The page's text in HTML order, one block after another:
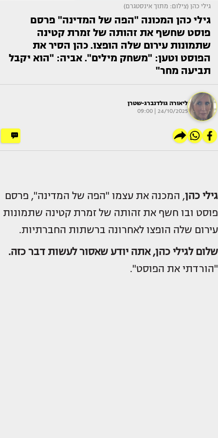
גילי כהן (צילום: מתוך אינסטגרם)
גילי כהן המכונה "הפה של המדינה" פרסם
פוסט שחשף את זהותה של זמרת קטינה
שתמונות עירום שלה הופצו. כהן הסיר את
הפוסט וטען: "משחק מילים". אביה: "הוא יקבל
תביעה מחר"
ליאורה גולדנברג-שטרן
24/10/2025 | 09:00
גילי כהן, המכנה את עצמו "הפה של המדינה", פרסם
פוסט ובו חשף את זהותה של זמרת קטינה שתמונות
עירום שלה הופצו לאחרונה ברשתות החברתיות.
שלום לגילי כהן, אתה יודע שאסור לעשות דבר כזה.
"הורדתי את הפוסט".